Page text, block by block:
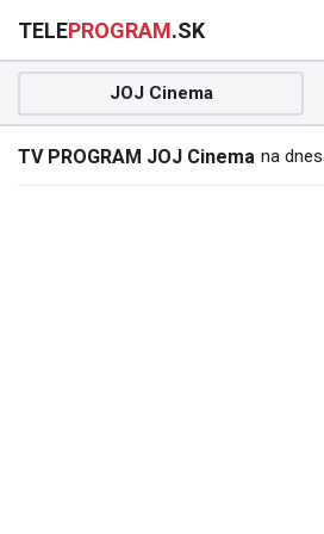
TELEPROGRAM.SK
JOJ Cinema
TV PROGRAM JOJ Cinema na